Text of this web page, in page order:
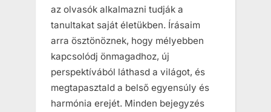
az olvasók alkalmazni tudják a
tanultakat saját életükben. Írásaim
arra ösztönöznek, hogy mélyebben
kapcsolódj önmagadhoz, új
perspektívából láthasd a világot, és
megtapasztald a belső egyensúly és
harmónia erejét. Minden bejegyzés